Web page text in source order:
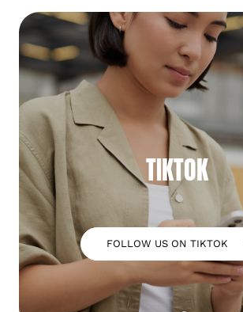
TIKTOK
FOLLOW US ON TIKTOK